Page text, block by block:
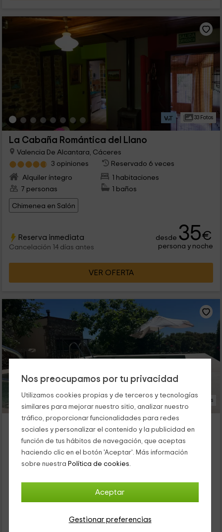
Nos preocupamos por tu privacidad
Utilizamos cookies propias y de terceros y tecnologías
similares para mejorar nuestro sitio, analizar nuestro
tráfico, proporcionar funcionalidades para redes
sociales y personalizar el contenido y la publicidad en
función de tus hábitos de navegación, que aceptas
haciendo clic en el botón 'Aceptar'. Más información
sobre nuestra Política de cookies.
Aceptar
Gestionar preferencias
33 Fotos
La Cabaña Romántica del Llano
Valencia De Alcantara, Cáceres
3 opiniones
Reservado 6 veces
Alquiler íntegro
1 habitaciones
7 personas
1 baños
Chimenea en Salón
Reserva inmediata
Cancelación 14 días antes
desde 35€
persona y noche
VER OFERTA
66 Fotos
Apartamentos Rurales San Pedro
Valencia De Alcantara, Cáceres
Reservado 1 veces
Alquiler íntegro
6 habitaciones
El alojamiento está perfecto: bien pertrechado,, cómodo,
sosegado, con una atención buenísima (nos recibieron con lo
preciso para el desayuno, unos dulces navideños y un vino
Marvao, Alcántara, La Aceña de la Borrega,...Preciosas las
Chimenea en Salón